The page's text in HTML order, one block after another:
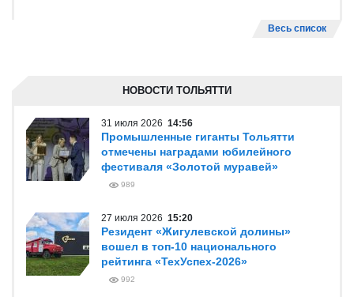
Весь список
НОВОСТИ ТОЛЬЯТТИ
31 июля 2026 14:56
Промышленные гиганты Тольятти
отмечены наградами юбилейного
фестиваля «Золотой муравей»
989
27 июля 2026 15:20
Резидент «Жигулевской долины»
вошел в топ-10 национального
рейтинга «ТехУспех-2026»
992